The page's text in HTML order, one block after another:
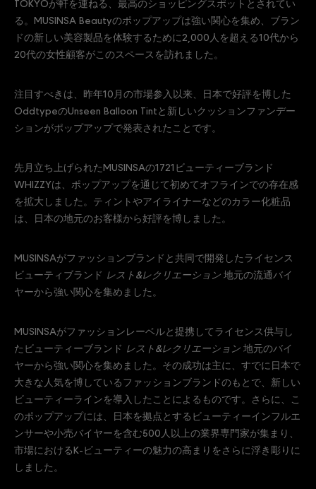
TOKYOが軒を連ねる、最高のショッピングスポットとされてい
る。MUSINSA Beautyのポップアップは強い関心を集め、ブラン
ドの新しい美容製品を体験するために2,000人を超える10代から
20代の女性顧客がこのスペースを訪れました。
注目すべきは、昨年10月の市場参入以来、日本で好評を博した
OddtypeのUnseen Balloon Tintと新しいクッションファンデー
ションがポップアップで発表されたことです。
先月立ち上げられたMUSINSAの1721ビューティーブランド
WHIZZYは、ポップアップを通じて初めてオフラインでの存在感
を拡大しました。ティントやアイライナーなどのカラー化粧品
は、日本の地元のお客様から好評を博しました。
MUSINSAがファッションブランドと共同で開発したライセンス
ビューティブランド レスト&レクリエーション 地元の流通バイ
ヤーから強い関心を集めました。
MUSINSAがファッションレーベルと提携してライセンス供与し
たビューティーブランド レスト&レクリエーション 地元のバイ
ヤーから強い関心を集めました。その成功は主に、すでに日本で
大きな人気を博しているファッションブランドのもとで、新しい
ビューティーラインを導入したことによるものです。さらに、こ
のポップアップには、日本を拠点とするビューティーインフルエ
ンサーや小売バイヤーを含む500人以上の業界専門家が集まり、
市場におけるK-ビューティーの魅力の高まりをさらに浮き彫りに
しました。